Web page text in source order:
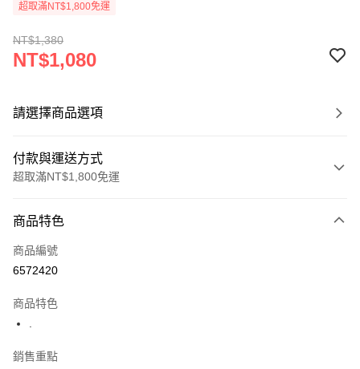
超取滿NT$1,800免運
NT$1,380
NT$1,080
請選擇商品選項
付款與運送方式
超取滿NT$1,800免運
信用卡一次付款
超商取貨付款
街口支付
商品特色
商品編號
6572420
商品特色
銷售重點